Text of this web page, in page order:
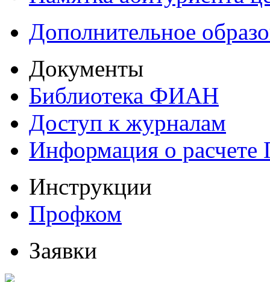
Дополнительное
Документы
Библиотека ФИАН
Доступ к журналам
Информация о
Инструкции
Профком
Заявки